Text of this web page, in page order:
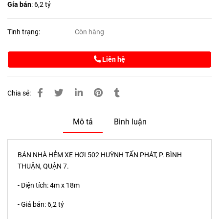
Gía bán: 6,2 tỷ
Tình trạng: Còn hàng
Liên hệ
Chia sẻ:
Mô tả Bình luận
BÁN NHÀ HẺM XE HƠI 502 HUỲNH TẤN PHÁT, P. BÌNH
THUẬN, QUẬN 7.
- Diện tích: 4m x 18m
- Giá bán: 6,2 tỷ